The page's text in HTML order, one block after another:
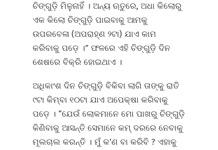
ଚିଙ୍ଗୁଡ଼ି ମିଳୁନାହିଁ । ଅନ୍ୟ ଋତୁରେ, ଅଧା କିଲୋରୁ
ଏକ କିଲୋ ଚିଙ୍ଗୁଡ଼ି ପାଇବାକୁ ଆମକୁ
ଉପରବେଳା (ଅପରାହ୍‌ଣ ୨ଟା) ଯାଏ କାମ
କରିବାକୁ ପଡ଼େ ।” ଫଳରେ ଏହି ଚିଙ୍ଗୁଡ଼ି ଦିନ
ଶେଷରେ ବିକ୍ରି ହୋଇଥାଏ ।
ଅଧିକାଂଶ ଦିନ ଚିଙ୍ଗୁଡ଼ି ବିକିବା ଲାଗି ତାଙ୍କୁ ରାତି
୯ଟା କିମ୍ବା ୧୦ଟା ଯାଏ ଅପେକ୍ଷା କରିବାକୁ
ପଡ଼େ । “ଯେଉଁ ଲୋକମାନେ ମୋ ପାଖରୁ ଚିଙ୍ଗୁଡ଼ି
କିଣିବାକୁ ଆସନ୍ତି ସେମାନେ କମ୍‌ ଦରରେ ନେବାକୁ
ମୂଲଚାଲ କରନ୍ତି । ମୁଁ କ’ଣ ବା କରିବି ? ଏହାକୁ